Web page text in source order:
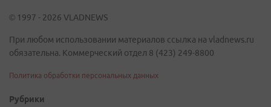
© 1997 - 2026 VLADNEWS
При любом использовании материалов ссылка на vladnews.ru
обязательна. Коммерческий отдел 8 (423) 249-8800
Политика обработки персональных данных
Рубрики